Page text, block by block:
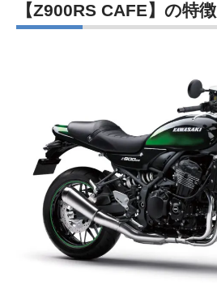
【Z900RS CAFE】の特徴